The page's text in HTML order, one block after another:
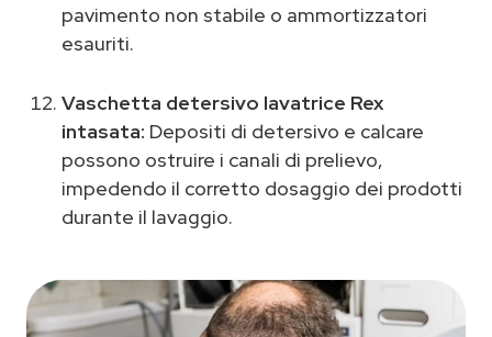
pavimento non stabile o ammortizzatori
esauriti.
Vaschetta detersivo lavatrice Rex
intasata: Depositi di detersivo e calcare
possono ostruire i canali di prelievo,
impedendo il corretto dosaggio dei prodotti
durante il lavaggio.